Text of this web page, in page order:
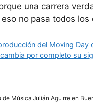
una carrera
no pasa todos los
del Moving Day
por completo su
Música Julián Aguirre en